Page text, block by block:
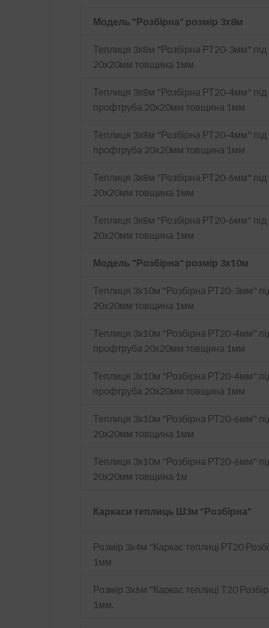
Модель "Розбірна" розмір 3х8м
Теплиця 3х8м "Розбірна РТ20-3мм"
20х20мм товщина 1мм
Теплиця 3х8м "Розбірна РТ20-4мм" під
профтруба 20х20мм товщина 1мм
Теплиця 3х8м "Розбірна РТ20-4мм" під
профтруба 20х20мм товщина 1мм
Теплиця 3х8м "Розбірна РТ20-6мм"
20х20мм товщина 1мм
Теплиця 3х8м "Розбірна РТ20-6мм"
20х20мм товщина 1мм
Модель "Розбірна" розмір 3х10м
Теплиця 3х10м "Розбірна РТ20-3мм"
20х20мм товщина 1мм
Теплиця 3х10м "Розбірна РТ20-4мм"
профтруба 20х20мм товщина 1мм
Теплиця 3х10м "Розбірна РТ20-4мм"
профтруба 20х20мм товщина 1мм
Теплиця 3х10м "Розбірна РТ20-6мм"
20х20мм товщина 1мм
Теплиця 3х10м "Розбірна РТ20-6мм"
20х20мм товщина 1м
Каркаси теплиць Ш3м "Розбірна"
Розмір 3х4м "Каркас теплиці РТ20
1мм
Розмір 3х6м "Каркас теплиці Т20
1мм.